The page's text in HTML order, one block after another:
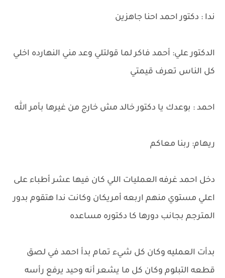
ندا : دكتور احمد احنا جاهزين
الدكتور علي: أحمد فاكر لما قولتلي وعد مني النهارده اخلي
كل الناس تعرف قيمتي
احمد : بوعدك يا دكتور خالد مش خارج من غيرها بأمر الله
ريهام: ربنا معاكم
دخل احمد غرفه العمليات اللي كان فيها عشر أطباء على
اعلي مستوي منهم اربعه أمريكان وكانت ندا هتقوم بدور
المترجم بجانب دورها كا دكتوره مساعده
بدأت العمليه وكان كل شيء تمام بدأ احمد في لصق
قطعه التبلوم وكان كل ما يشعر أنه وحيد يرفع رأسه